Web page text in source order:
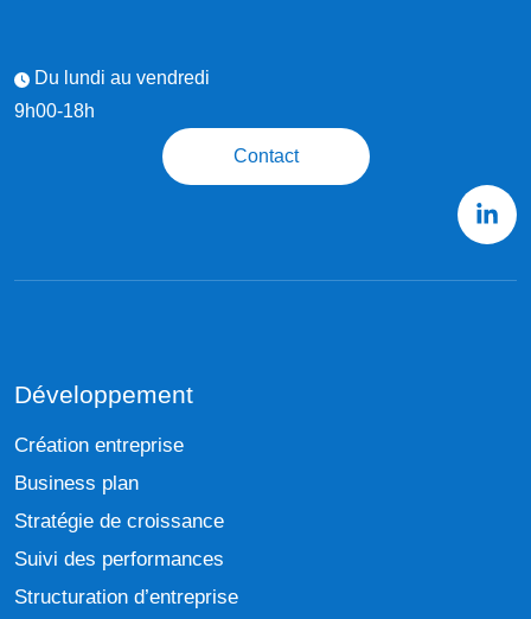
Du lundi au vendredi
9h00-18h
Contact
Développement
Création entreprise
Business plan
Stratégie de croissance
Suivi des performances
Structuration d’entreprise